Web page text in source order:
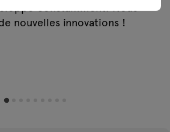
nouvelles innovations !